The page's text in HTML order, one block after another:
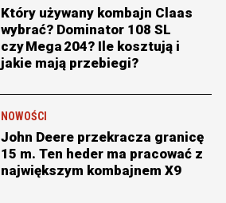
Który używany kombajn Claas
wybrać? Dominator 108 SL
czy Mega 204? Ile kosztują i
jakie mają przebiegi?
NOWOŚCI
John Deere przekracza granicę
15 m. Ten heder ma pracować z
największym kombajnem X9